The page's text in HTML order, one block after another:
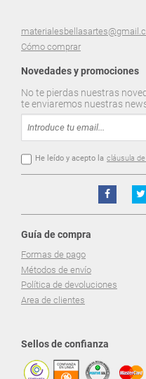
Cómo comprar
Novedades y promociones
No te pierdas nuestras
te enviaremos nuestras
He leído y acepto la cláusula
Guía de compra
Formas de pago
Métodos de envío
Política de devoluciones
Area de clientes
Sellos de confianza